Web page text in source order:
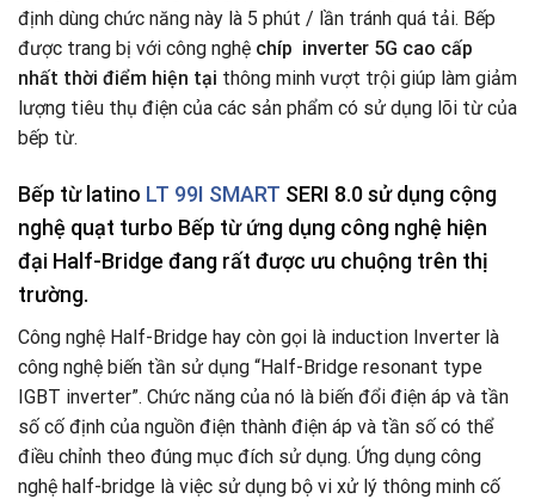
định dùng chức năng này là 5 phút / lần tránh quá tải. Bếp
được trang bị với công nghệ chíp inverter 5G cao cấp
nhất thời điểm hiện tại thông minh vượt trội giúp làm giảm
lượng tiêu thụ điện của các sản phẩm có sử dụng lõi từ của
bếp từ.
Bếp từ latino LT 99I SMART SERI 8.0 sử dụng cộng
nghệ quạt turbo Bếp từ ứng dụng công nghệ hiện
đại Half-Bridge đang rất được ưu chuộng trên thị
trường.
Công nghệ Half-Bridge hay còn gọi là induction Inverter là
công nghệ biến tần sử dụng “Half-Bridge resonant type
IGBT inverter”. Chức năng của nó là biến đổi điện áp và tần
số cố định của nguồn điện thành điện áp và tần số có thể
điều chỉnh theo đúng mục đích sử dụng. Ứng dụng công
nghệ half-bridge là việc sử dụng bộ vi xử lý thông minh cố